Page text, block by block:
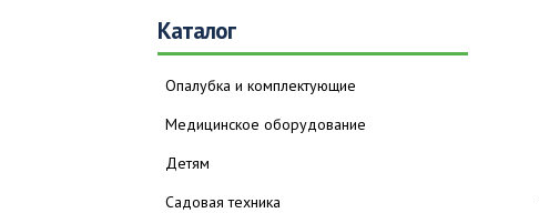
Каталог
Опалубка и комплектующие
Медицинское оборудование
Детям
Садовая техника